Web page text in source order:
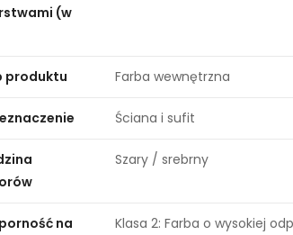
(w
produktu Farba wewnętrzna
Ściana i sufit
Szary / srebrny
na
Klasa 2: Farba o wysokiej